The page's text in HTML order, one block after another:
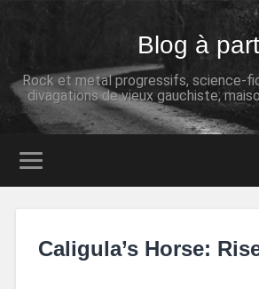
Blog à part
Rock et metal progressifs, science-
divagations de vieux gauchiste;
Caligula’s Horse: